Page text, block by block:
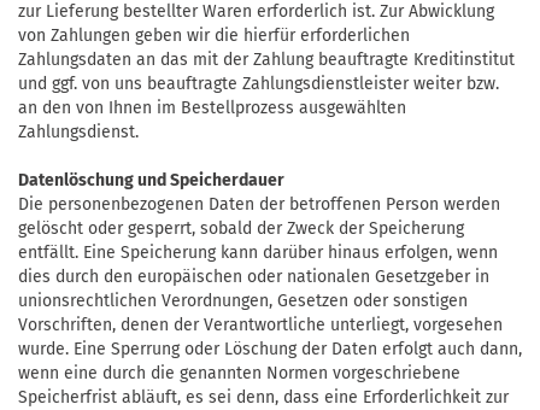
zur Lieferung bestellter Waren erforderlich ist. Zur Abwicklung
von Zahlungen geben wir die hierfür erforderlichen
Zahlungsdaten an das mit der Zahlung beauftragte Kreditinstitut
und ggf. von uns beauftragte Zahlungsdienstleister weiter bzw.
an den von Ihnen im Bestellprozess ausgewählten
Zahlungsdienst.
Datenlöschung und Speicherdauer
Die personenbezogenen Daten der betroffenen Person werden
gelöscht oder gesperrt, sobald der Zweck der Speicherung
entfällt. Eine Speicherung kann darüber hinaus erfolgen, wenn
dies durch den europäischen oder nationalen Gesetzgeber in
unionsrechtlichen Verordnungen, Gesetzen oder sonstigen
Vorschriften, denen der Verantwortliche unterliegt, vorgesehen
wurde. Eine Sperrung oder Löschung der Daten erfolgt auch dann,
wenn eine durch die genannten Normen vorgeschriebene
Speicherfrist abläuft, es sei denn, dass eine Erforderlichkeit zur